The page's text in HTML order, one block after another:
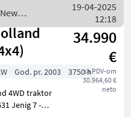
vorstel
19-04-2025
12:18
34.990
€
sa PDV-om
30.964,60 €
neto
God. pr. 2003
3750 h
4WD traktor
Jenig 7 -